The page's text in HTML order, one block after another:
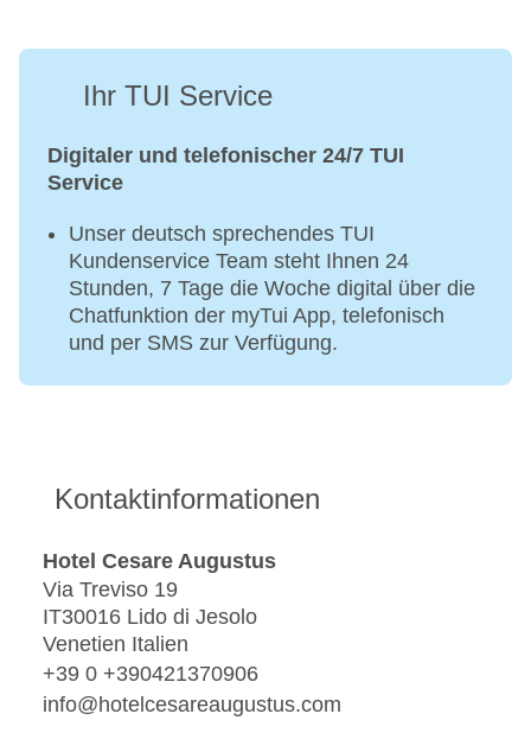
Ihr TUI Service
Digitaler und telefonischer 24/7 TUI
Service
Unser deutsch sprechendes TUI
Kundenservice Team steht Ihnen 24
Stunden, 7 Tage die Woche digital über die
Chatfunktion der myTui App, telefonisch
und per SMS zur Verfügung.
Kontaktinformationen
Hotel Cesare Augustus
Via Treviso 19
IT30016 Lido di Jesolo
Venetien Italien
+39 0 +390421370906
info@hotelcesareaugustus.com